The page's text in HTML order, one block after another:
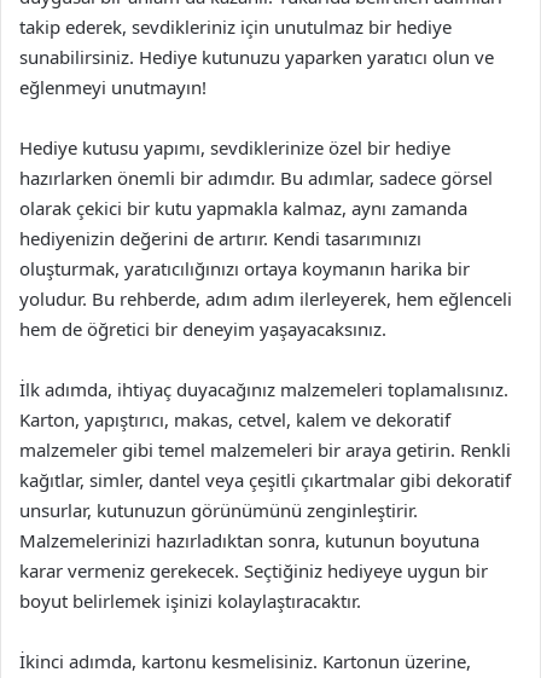
takip ederek, sevdikleriniz için unutulmaz bir hediye
sunabilirsiniz. Hediye kutunuzu yaparken yaratıcı olun ve
eğlenmeyi unutmayın!
Hediye kutusu yapımı, sevdiklerinize özel bir hediye
hazırlarken önemli bir adımdır. Bu adımlar, sadece görsel
olarak çekici bir kutu yapmakla kalmaz, aynı zamanda
hediyenizin değerini de artırır. Kendi tasarımınızı
oluşturmak, yaratıcılığınızı ortaya koymanın harika bir
yoludur. Bu rehberde, adım adım ilerleyerek, hem eğlenceli
hem de öğretici bir deneyim yaşayacaksınız.
İlk adımda, ihtiyaç duyacağınız malzemeleri toplamalısınız.
Karton, yapıştırıcı, makas, cetvel, kalem ve dekoratif
malzemeler gibi temel malzemeleri bir araya getirin. Renkli
kağıtlar, simler, dantel veya çeşitli çıkartmalar gibi dekoratif
unsurlar, kutunuzun görünümünü zenginleştirir.
Malzemelerinizi hazırladıktan sonra, kutunun boyutuna
karar vermeniz gerekecek. Seçtiğiniz hediyeye uygun bir
boyut belirlemek işinizi kolaylaştıracaktır.
İkinci adımda, kartonu kesmelisiniz. Kartonun üzerine,